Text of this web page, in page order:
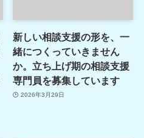
新しい相談支援の形を、一
緒につくっていきません
か。立ち上げ期の相談支援
専門員を募集しています
2026年3月29日